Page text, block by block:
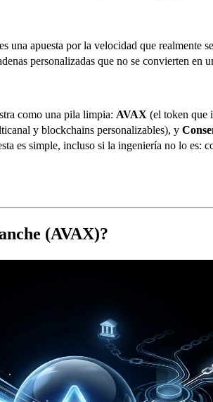
es una apuesta por la velocidad que realmente
personalizadas que no se convierten en
como una pila limpia: AVAX (el token que
y blockchains personalizables), y
es simple, incluso si la ingeniería no lo es:
(AVAX)?